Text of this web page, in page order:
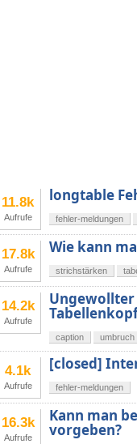
11.8k
Aufrufe
longtable
fehler-meldungen
17.8k
Aufrufe
Wie kann
strichstärken
14.2k
Aufrufe
Ungewollter
caption umbruch
4.1k
Aufrufe
[closed]
fehler-meldungen
16.3k
Aufrufe
Kann man
vorgeben?